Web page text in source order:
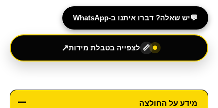
💬יש שאלה? דברו איתנו ב-WhatsApp
📏 לצפייה בטבלת מידות↗
מידע על החולצה